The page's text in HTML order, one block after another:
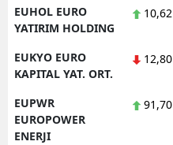
EUHOL EURO
YATIRIM HOLDING
10,62
EUKYO EURO
KAPITAL YAT. ORT.
12,80
EUPWR
EUROPOWER
ENERJI
91,70